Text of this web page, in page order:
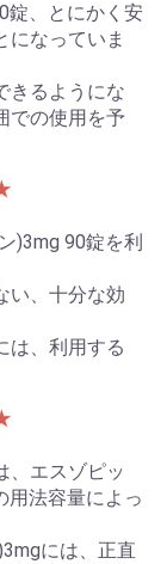
錠、とにかく安
になっていま
きるようにな
での使用を予
)3mg 90錠を利
い、十分な効
は、利用する
、エスゾピッ
用法容量によっ
には、正直